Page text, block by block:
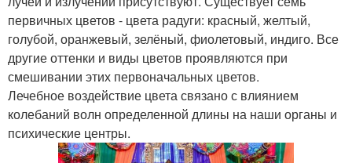
первичных цветов - цвета радуги: красный, желтый,
голубой, оранжевый, зелёный, фиолетовый, индиго. Все
другие оттенки и виды цветов проявляются при
смешивании этих первоначальных цветов.
Лечебное воздействие цвета связано с влиянием
колебаний волн определенной длины на наши органы и
психические центры.